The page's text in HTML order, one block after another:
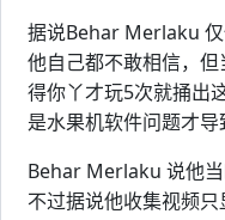
据说Behar Merlaku
他自己都不敢相信，但
得你丫才玩5次就捅出
是水果机软件问题才导
Behar Merlaku 说他当
不过据说他收集视频